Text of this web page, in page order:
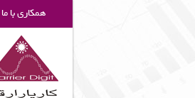
همکاری با ما